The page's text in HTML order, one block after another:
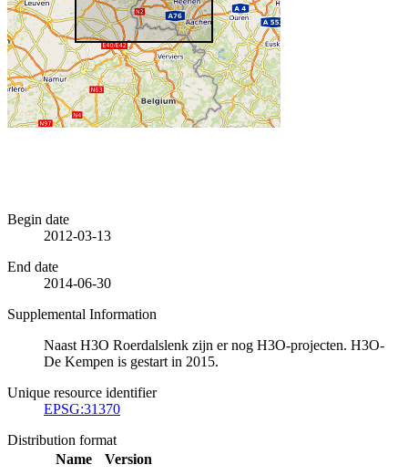
Begin date
2012-03-13
End date
2014-06-30
Supplemental Information
Naast H3O Roerdalslenk zijn er nog H3O-projecten. H3O-
De Kempen is gestart in 2015.
Unique resource identifier
EPSG:31370
Distribution format
Name
Version